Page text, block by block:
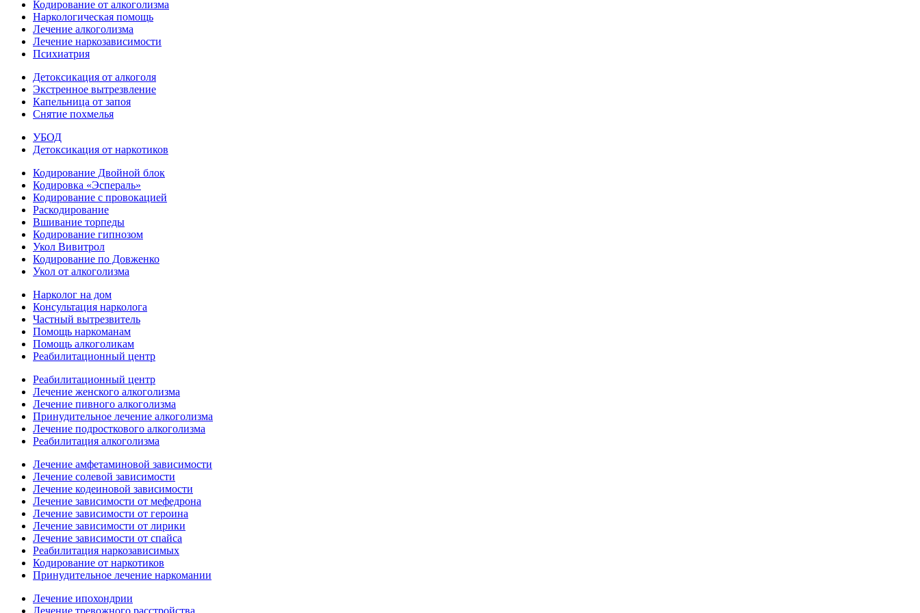
Кодирование от алкоголизма
Наркологическая помощь
Лечение алкоголизма
Лечение наркозависимости
Психиатрия
Детоксикация от алкоголя
Экстренное вытрезвление
Капельница от запоя
Снятие похмелья
УБОД
Детоксикация от наркотиков
Кодирование Двойной блок
Кодировка «Эспераль»
Кодирование с провокацией
Раскодирование
Вшивание торпеды
Кодирование гипнозом
Укол Вивитрол
Кодирование по Довженко
Укол от алкоголизма
Нарколог на дом
Консультация нарколога
Частный вытрезвитель
Помощь наркоманам
Помощь алкоголикам
Реабилитационный центр
Реабилитационный центр
Лечение женского алкоголизма
Лечение пивного алкоголизма
Принудительное лечение алкоголизма
Лечение подросткового алкоголизма
Реабилитация алкоголизма
Лечение амфетаминовой зависимости
Лечение солевой зависимости
Лечение кодеиновой зависимости
Лечение зависимости от мефедрона
Лечение зависимости от героина
Лечение зависимости от лирики
Лечение зависимости от спайса
Реабилитация наркозависимых
Кодирование от наркотиков
Принудительное лечение наркомании
Лечение ипохондрии
Лечение тревожного расстройства